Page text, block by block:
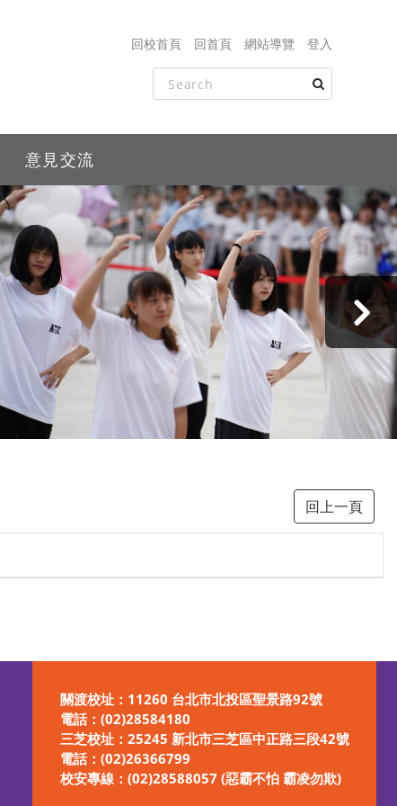
回校首頁 回首頁 網站導覽 登入
意見交流
›
回上一頁
關渡校址：11260 台北市北投區聖景路92號
電話： (02)28584180
三芝校址：25245 新北市三芝區中正路三段42號
電話： (02)26366799
校安專線： (02)28588057 (惡霸不怕 霸凌勿欺)